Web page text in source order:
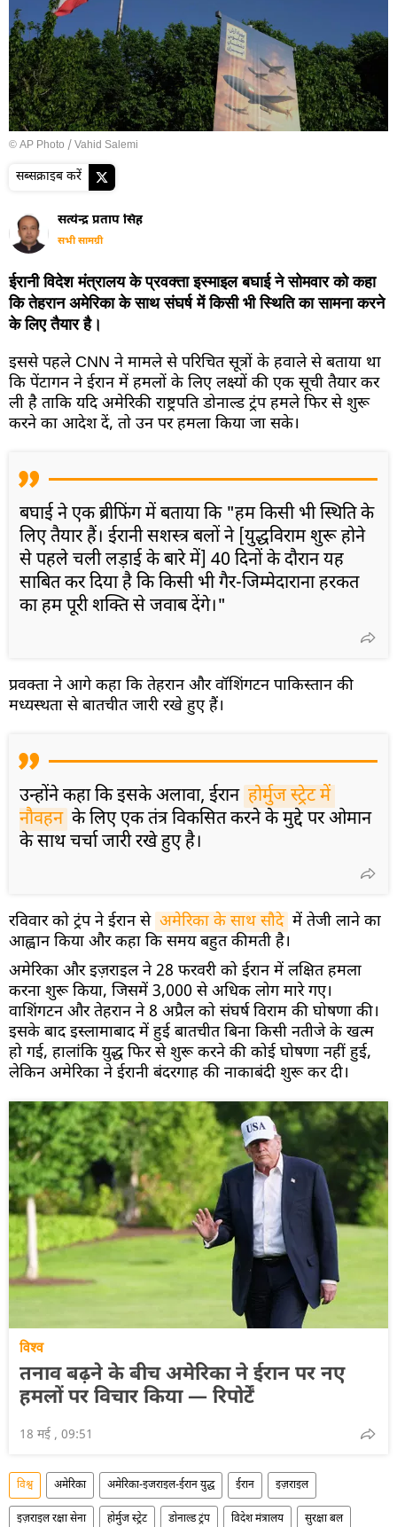
© AP Photo / Vahid Salemi
सब्सक्राइब करें
सत्येन्द्र प्रताप सिंह
सभी सामग्री
ईरानी विदेश मंत्रालय के प्रवक्ता इस्माइल बघाई ने सोमवार को कहा
कि तेहरान अमेरिका के साथ संघर्ष में किसी भी स्थिति का सामना करने
के लिए तैयार है।
इससे पहले CNN ने मामले से परिचित सूत्रों के हवाले से बताया था
कि पेंटागन ने ईरान में हमलों के लिए लक्ष्यों की एक सूची तैयार कर
ली है ताकि यदि अमेरिकी राष्ट्रपति डोनाल्ड ट्रंप हमले फिर से शुरू
करने का आदेश दें, तो उन पर हमला किया जा सके।
बघाई ने एक ब्रीफिंग में बताया कि "हम किसी भी स्थिति के
लिए तैयार हैं। ईरानी सशस्त्र बलों ने [युद्धविराम शुरू होने
से पहले चली लड़ाई के बारे में] 40 दिनों के दौरान यह
साबित कर दिया है कि किसी भी गैर-जिम्मेदाराना हरकत
का हम पूरी शक्ति से जवाब देंगे।"
प्रवक्ता ने आगे कहा कि तेहरान और वॉशिंगटन पाकिस्तान की
मध्यस्थता से बातचीत जारी रखे हुए हैं।
उन्होंने कहा कि इसके अलावा, ईरान होर्मुज स्ट्रेट में
नौवहन के लिए एक तंत्र विकसित करने के मुद्दे पर ओमान
के साथ चर्चा जारी रखे हुए है।
रविवार को ट्रंप ने ईरान से अमेरिका के साथ सौदे में तेजी लाने का
आह्वान किया और कहा कि समय बहुत कीमती है।
अमेरिका और इज़राइल ने 28 फरवरी को ईरान में लक्षित हमला
करना शुरू किया, जिसमें 3,000 से अधिक लोग मारे गए।
वाशिंगटन और तेहरान ने 8 अप्रैल को संघर्ष विराम की घोषणा की।
इसके बाद इस्लामाबाद में हुई बातचीत बिना किसी नतीजे के खत्म
हो गई, हालांकि युद्ध फिर से शुरू करने की कोई घोषणा नहीं हुई,
लेकिन अमेरिका ने ईरानी बंदरगाह की नाकाबंदी शुरू कर दी।
विश्व
तनाव बढ़ने के बीच अमेरिका ने ईरान पर नए
हमलों पर विचार किया — रिपोर्टें
18 मई , 09:51
विश्व अमेरिका अमेरिका-इजराइल-ईरान युद्ध ईरान इज़राइल
इज़राइल रक्षा सेना होर्मुज स्ट्रेट डोनाल्ड ट्रंप विदेश मंत्रालय सुरक्षा बल